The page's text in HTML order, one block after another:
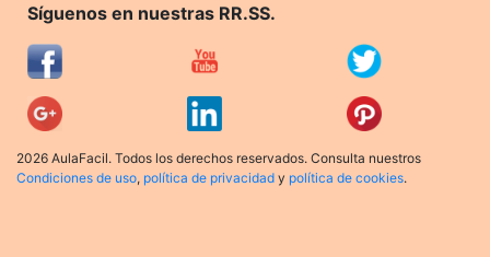
Síguenos en nuestras RR.SS.
2026 AulaFacil. Todos los derechos reservados. Consulta nuestros
Condiciones de uso, política de privacidad y política de cookies.